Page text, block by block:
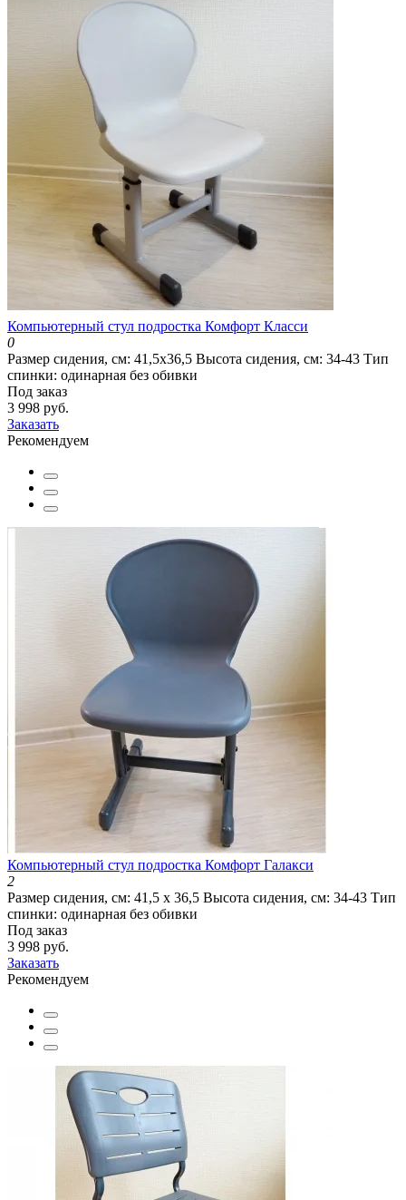
Компьютерный стул подростка Комфорт Класси
0
Размер сидения, см: 41,5x36,5 Высота сидения, см: 34-43 Тип
спинки: одинарная без обивки
Под заказ
3 998 руб.
Заказать
Рекомендуем
Компьютерный стул подростка Комфорт Галакси
2
Размер сидения, см: 41,5 х 36,5 Высота сидения, см: 34-43 Тип
спинки: одинарная без обивки
Под заказ
3 998 руб.
Заказать
Рекомендуем